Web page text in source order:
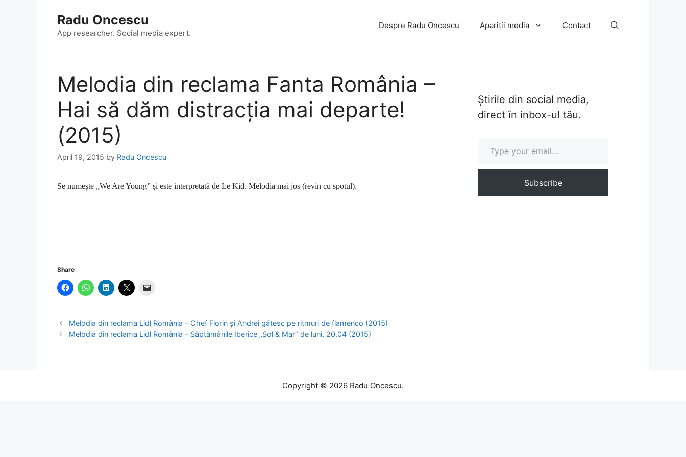
Radu Oncescu
App researcher. Social media expert.
Despre Radu Oncescu Apariții media Contact
Melodia din reclama Fanta România –
Hai să dăm distracția mai departe!
(2015)
April 19, 2015 by Radu Oncescu
Se numește „We Are Young” și este interpretată de Le Kid. Melodia mai jos (revin cu spotul).
Share
Melodia din reclama Lidl România – Chef Florin și Andrei gătesc pe ritmuri de flamenco (2015)
Melodia din reclama Lidl România – Săptămânile Iberice „Sol & Mar” de luni, 20.04 (2015)
Știrile din social media,
direct în inbox-ul tău.
Subscribe
Copyright © 2026 Radu Oncescu.